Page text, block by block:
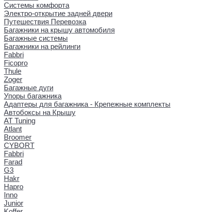
Системы комфорта
Электро-открытие задней двери
Путешествия Перевозка
Багажники на крышу автомобиля
Багажные системы
Багажники на рейлинги
Fabbri
Ficopro
Thule
Zoger
Багажные дуги
Упоры багажника
Адаптеры для багажника - Крепежные комплекты
Автобоксы на Крышу
AT Tuning
Atlant
Broomer
CYBORT
Fabbri
Farad
G3
Hakr
Hapro
Inno
Junior